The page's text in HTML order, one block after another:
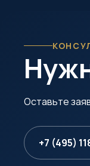
Оставьте
+7 (495)